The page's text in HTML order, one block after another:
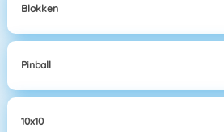
Blokken
Pinball
10x10